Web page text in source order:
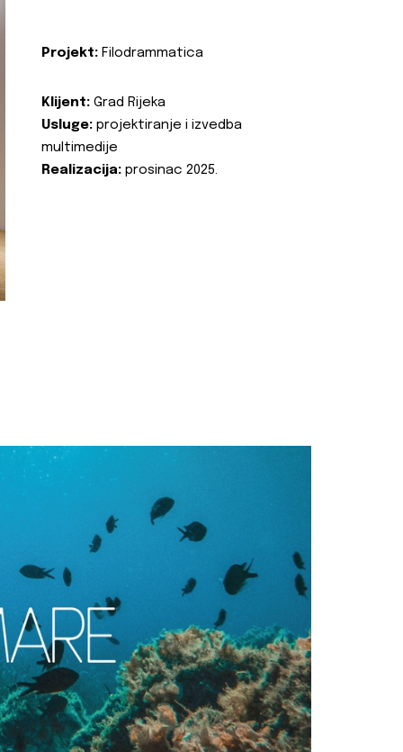
Projekt: Filodrammatica
Klijent: Grad Rijeka
Usluge: projektiranje i izvedba
multimedije
Realizacija: prosinac 2025.